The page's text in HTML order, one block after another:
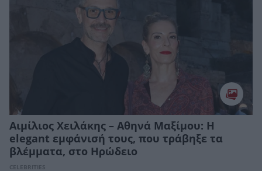
Αιμίλιος Χειλάκης – Αθηνά Μαξίμου: H
elegant εμφάνισή τους, που τράβηξε τα
βλέμματα, στο Ηρώδειο
CELEBRITIES